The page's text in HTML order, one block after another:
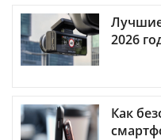
2026
Как